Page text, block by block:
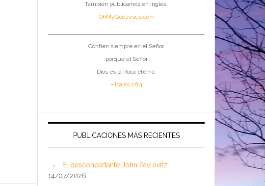
También publicamos en inglés:
OhMyGodJesus.com
Confíen siempre en el Señor,
porque el Señor
Dios es la Roca eterna.
- Isaías 26:4
PUBLICACIONES MÁS RECIENTES
El desconcertante John Pavlovitz
14/07/2026